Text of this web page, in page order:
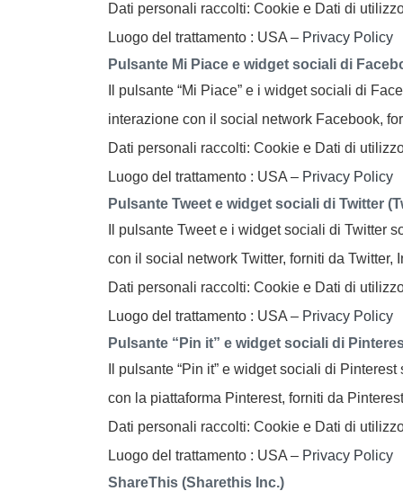
Dati personali raccolti: Cookie e Dati di
Luogo del trattamento : USA – Privacy Policy
Pulsante Mi Piace e widget sociali di
Il pulsante “Mi Piace” e i widget sociali di
interazione con il social network Facebook,
Dati personali raccolti: Cookie e Dati di
Luogo del trattamento : USA – Privacy Policy
Pulsante Tweet e widget sociali di Twitter
Il pulsante Tweet e i widget sociali di Twitter
con il social network Twitter, forniti da Twitter,
Dati personali raccolti: Cookie e Dati di
Luogo del trattamento : USA – Privacy Policy
Pulsante “Pin it” e widget sociali di
Il pulsante “Pin it” e widget sociali di
con la piattaforma Pinterest, forniti da
Dati personali raccolti: Cookie e Dati di
Luogo del trattamento : USA – Privacy Policy
ShareThis (Sharethis Inc.)